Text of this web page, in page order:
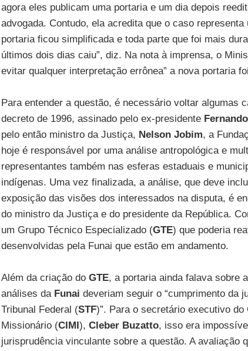
agora eles publicam uma portaria e um dia depois
advogada. Contudo, ela acredita que o caso
portaria ficou simplificada e toda parte que foi mais
últimos dois dias caiu”, diz. Na nota à imprensa, o
evitar qualquer interpretação errônea” a nova portaria
Para entender a questão, é necessário voltar algumas
decreto de 1996, assinado pelo ex-presidente
pelo então ministro da Justiça, Nelson Jobim, a
hoje é responsável por uma análise antropológica e
representantes também nas esferas estaduais e
indígenas. Uma vez finalizada, a análise, que deve
exposição das visões dos interessados na disputa, é
do ministro da Justiça e do presidente da República.
um Grupo Técnico Especializado (GTE) que poderia
desenvolvidas pela Funai que estão em andamento.
Além da criação do GTE, a portaria ainda falava sobre
análises da Funai deveriam seguir o “cumprimento da
Tribunal Federal (STF)”. Para o secretário executivo do
Missionário (CIMI), Cleber Buzatto, isso era
jurisprudência vinculante sobre a questão. A avaliação